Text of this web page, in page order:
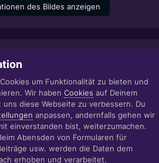
des Bildes anzeigen
Impressum
IT|WEB|VIDEO|CONSULTING
www.raebiger.pro
by Invision Community
um Funktionalität zu bieten und
Wir haben Cookies auf Deinem
diese Webseite zu verbessern. Du
anpassen, andernfalls gehen wir
einverstanden bist, weiterzumachen.
Abensden von Formularen für
usw. werden die Daten dem
erhoben und verarbeitet.